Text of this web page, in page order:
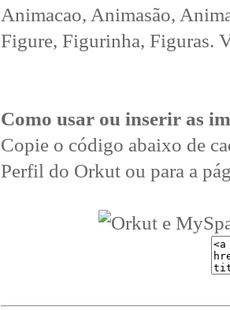
Animacao, Animasão,
Figure, Figurinha, Figuras.
Como usar ou inserir as
Copie o código abaixo de
Perfil do Orkut ou para a